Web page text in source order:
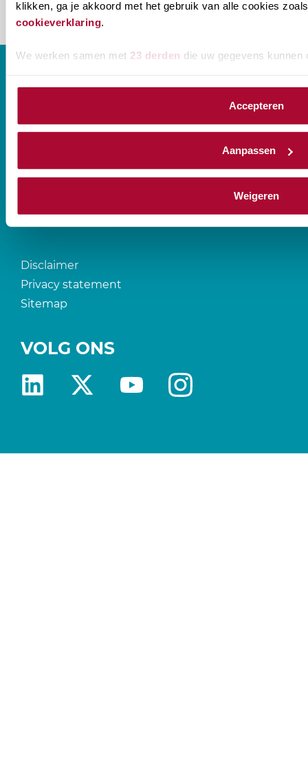
klikken, ga je akkoord met het gebruik van alle cookies
cookieverklaring.
We werken samen met 23 derden die uw gegevens kunnen
Accepteren
Aanpassen
Weigeren
CONTACT
Prinses Beatrixlaan 544
T088-0107777
Disclaimer
Privacy statement
Sitemap
VOLG ONS